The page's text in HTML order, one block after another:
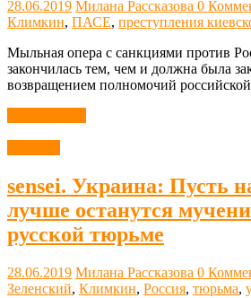
28.06.2019 Милана Рассказова 0
Климкин, ПАСЕ, преступления
Мыльная опера с санкциями против
закончилась тем, чем и должна была
возвращением полномочий
sensei. Украина: Пусть
лучше останутся
русской тюрьме
28.06.2019 Милана Рассказова 0
Зеленский, Климкин, Россия, тюрьма,